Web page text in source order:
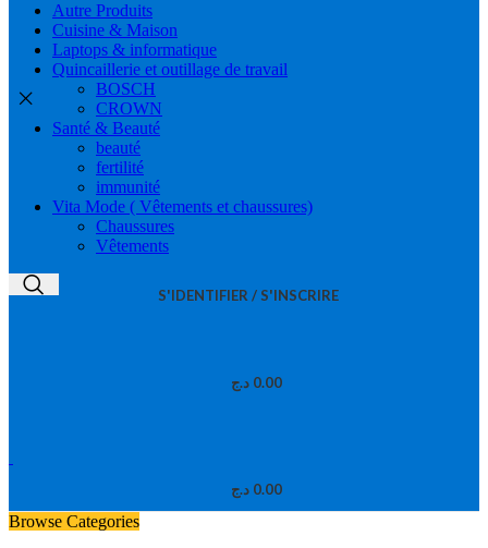
Autre Produits
Cuisine & Maison
Laptops & informatique
Quincaillerie et outillage de travail
BOSCH
CROWN
Santé & Beauté
beauté
fertilité
immunité
Vita Mode ( Vêtements et chaussures)
Chaussures
Vêtements
S'IDENTIFIER / S'INSCRIRE
0.00 د.ج
0.00 د.ج
Browse Categories